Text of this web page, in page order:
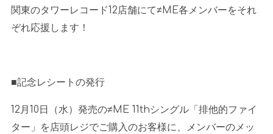
関東のタワーレコード12店舗にて≠ME各メンバーをそれ
ぞれ応援します！
■記念レシートの発行
12月 10 日（水）発売の≠ME 11thシングル「排他的ファイ
ター」を店頭レジでご購入のお客様に、メンバーのメッ